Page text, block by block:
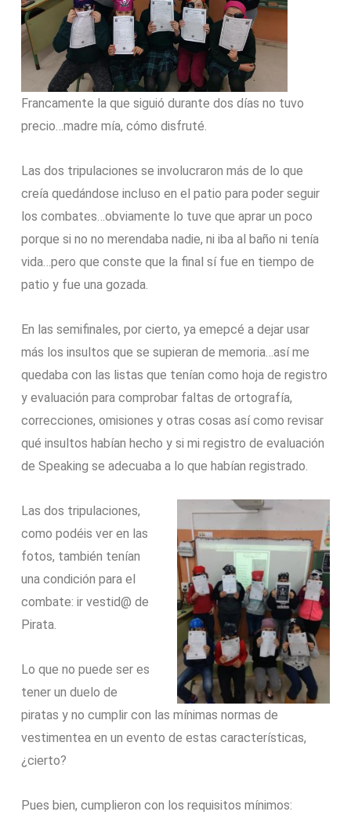
Francamente la que siguió durante dos días no tuvo
precio…madre mía, cómo disfruté.
Las dos tripulaciones se involucraron más de lo que
creía quedándose incluso en el patio para poder seguir
los combates…obviamente lo tuve que aprar un poco
porque si no no merendaba nadie, ni iba al baño ni tenía
vida…pero que conste que la final sí fue en tiempo de
patio y fue una gozada.
En las semifinales, por cierto, ya emepcé a dejar usar
más los insultos que se supieran de memoria…así me
quedaba con las listas que tenían como hoja de registro
y evaluación para comprobar faltas de ortografía,
correcciones, omisiones y otras cosas así como revisar
qué insultos habían hecho y si mi registro de evaluación
de Speaking se adecuaba a lo que habían registrado.
Las dos tripulaciones,
como podéis ver en las
fotos, también tenían
una condición para el
combate: ir vestid@ de
Pirata.
Lo que no puede ser es
tener un duelo de
piratas y no cumplir con las mínimas normas de
vestimentea en un evento de estas características,
¿cierto?
Pues bien, cumplieron con los requisitos mínimos: